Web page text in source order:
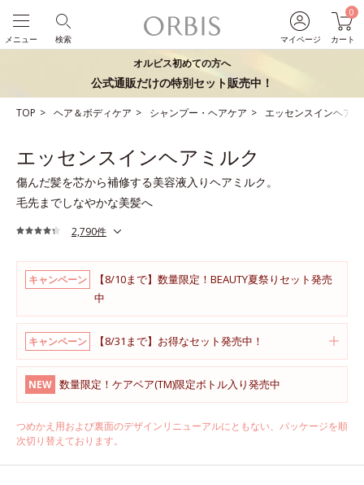
マイページ
0
カート
検索
メニュー
オルビス初めての方へ
公式通販だけの特別セット販売中！
TOP ヘア＆ボディケア シャンプー・ヘアケア エッセンスインヘア
エッセンスインヘアミルク
傷んだ髪を芯から補修する美容液入りヘアミルク。
毛先までしなやかな美髪へ
2,790件
キャンペーン
【8/10まで】数量限定！BEAUTY夏祭りセット発売
中
キャンペーン 【8/31まで】お得なセット発売中！
NEW 数量限定！ケアベア(TM)限定ボトル入り発売中
つめかえ用および裏面のデザインリニューアルにともない、パッケージを順
次切り替えております。